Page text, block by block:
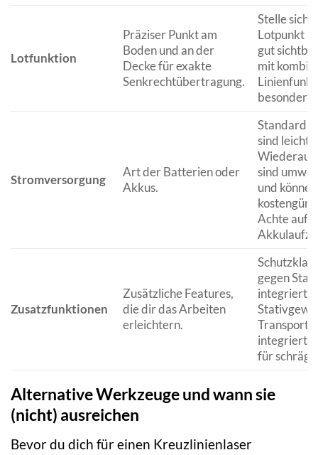
Lotfunktion
Präziser Punkt am
Boden und an der
Decke für exakte
Senkrechtübertragung.
Stelle
Lotpunkt
gut
mit
besonders
Stromversorgung
Art der Batterien oder
Akkus.
Standard-
sind leicht
sind
und
Achte auf
Zusatzfunktionen
Zusätzliche Features,
die dir das Arbeiten
erleichtern.
gegen
integriertes
integrierte
für
Alternative Werkzeuge und wann sie
(nicht) ausreichen
Bevor du dich für einen Kreuzlinienlaser